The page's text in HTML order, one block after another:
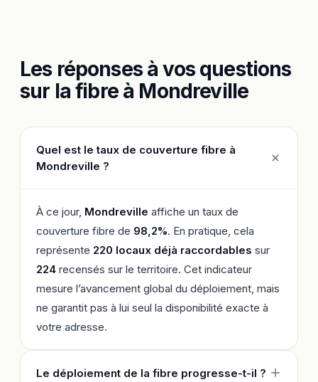
Les réponses à vos questions
sur la fibre à Mondreville
Quel est le taux de couverture fibre à
Mondreville ?
À ce jour, Mondreville affiche un taux de
couverture fibre de 98,2%. En pratique, cela
représente 220 locaux déjà raccordables sur
224 recensés sur le territoire. Cet indicateur
mesure l’avancement global du déploiement, mais
ne garantit pas à lui seul la disponibilité exacte à
votre adresse.
Le déploiement de la fibre progresse-t-il ?